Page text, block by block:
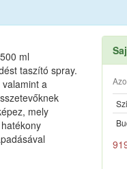
ml
taszító spray.
a
mely